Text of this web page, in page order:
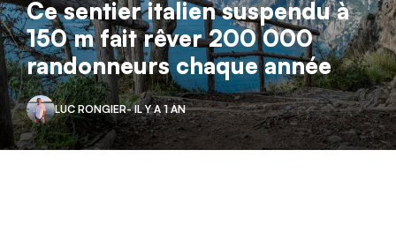
Ce sentier italien suspendu à
150 m fait rêver 200 000
randonneurs chaque année
LUC RONGIER- IL Y A 1 AN